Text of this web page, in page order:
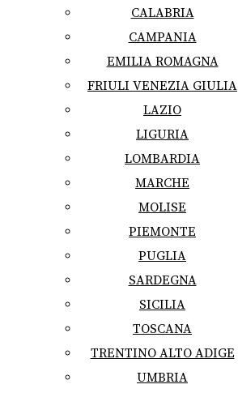
CALABRIA
CAMPANIA
EMILIA ROMAGNA
FRIULI VENEZIA GIULIA
LAZIO
LIGURIA
LOMBARDIA
MARCHE
MOLISE
PIEMONTE
PUGLIA
SARDEGNA
SICILIA
TOSCANA
TRENTINO ALTO ADIGE
UMBRIA